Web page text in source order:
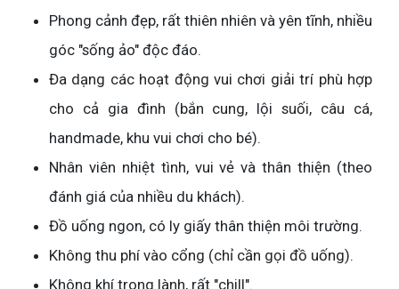
Phong cảnh đẹp, rất thiên nhiên và yên tĩnh, nhiều
góc "sống ảo" độc đáo.
Đa dạng các hoạt động vui chơi giải trí phù hợp
cho cả gia đình (bắn cung, lội suối, câu cá,
handmade, khu vui chơi cho bé).
Nhân viên nhiệt tình, vui vẻ và thân thiện (theo
đánh giá của nhiều du khách).
Đồ uống ngon, có ly giấy thân thiện môi trường.
Không thu phí vào cổng (chỉ cần gọi đồ uống).
Không khí trong lành, rất "chill".